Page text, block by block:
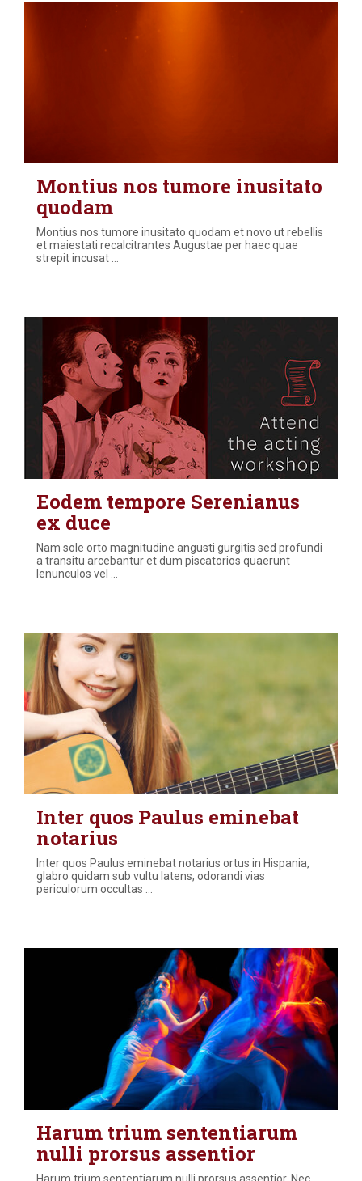
Montius nos tumore inusitato
quodam
Montius nos tumore inusitato quodam et novo ut rebellis
et maiestati recalcitrantes Augustae per haec quae
strepit incusat
Eodem tempore Serenianus
ex duce
Nam sole orto magnitudine angusti gurgitis sed profundi
a transitu arcebantur et dum piscatorios quaerunt
lenunculos vel
Inter quos Paulus eminebat
notarius
Inter quos Paulus eminebat notarius ortus in Hispania,
glabro quidam sub vultu latens, odorandi vias
periculorum occultas
Harum trium sententiarum
nulli prorsus assentior